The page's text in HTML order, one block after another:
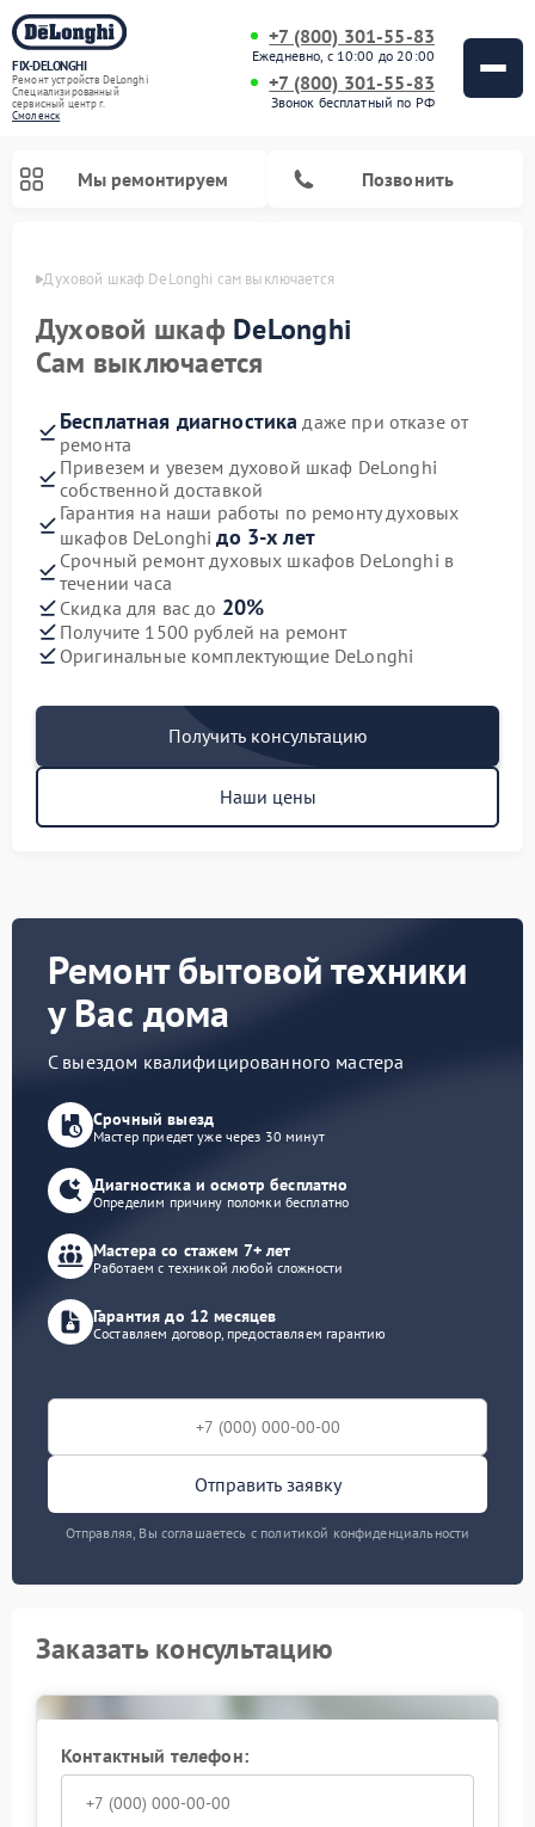
FIX-DELONGHI
Ремонт устройств DeLonghi
Специализированный
cервисный центр г.
Смоленск
+7 (800) 301-55-83
Ежедневно, с 10:00 до 20:00
+7 (800) 301-55-83
Звонок бесплатный по РФ
Мы ремонтируем Позвонить
Духовой шкаф DeLonghi сам выключается
Духовой шкаф DeLonghi
Сам выключается
Бесплатная диагностика даже при отказе от
ремонта
Привезем и увезем духовой шкаф DeLonghi
собственной доставкой
Гарантия на наши работы по ремонту духовых
шкафов DeLonghiдо 3-х лет
Срочный ремонт духовых шкафов DeLonghi в
течении часа
Скидка для вас до 20%
Получите 1500 рублей на ремонт
Оригинальные комплектующие DeLonghi
Получить консультацию
Наши цены
Ремонт бытовой техники
у Вас дома
С выездом квалифицированного мастера
Срочный выезд
Мастер приедет уже через 30 минут
Диагностика и осмотр бесплатно
Определим причину поломки бесплатно
Мастера со стажем 7+ лет
Работаем с техникой любой сложности
Гарантия до 12 месяцев
Составляем договор, предоставляем гарантию
Отправить заявку
Отправляя, Вы соглашаетесь с политикой конфиденциальности
Заказать консультацию
Контактный телефон: